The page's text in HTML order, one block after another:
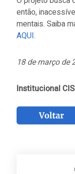
então,
mentais. Saiba
AQUI.
18 de março de
Institucional